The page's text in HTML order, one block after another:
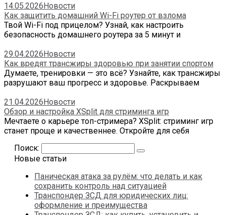
14.05.2026Новости
Как защитить домашний Wi-Fi роутер от взлома
Твой Wi-Fi под прицелом? Узнай, как настроить
безопасность домашнего роутера за 5 минут и
29.04.2026Новости
Как вредят трансжиры здоровью при занятии спортом
Думаете, тренировки — это всё? Узнайте, как трансжиры
разрушают ваш прогресс и здоровье. Раскрываем
21.04.2026Новости
Обзор и настройка XSplit для стриминга игр
Мечтаете о карьере топ-стримера? XSplit: стриминг игр
станет проще и качественнее. Откройте для себя
Поиск:
Новые статьи
Паническая атака за рулём: что делать и как
сохранить контроль над ситуацией
Транспондер ЗСД для юридических лиц:
оформление и преимущества